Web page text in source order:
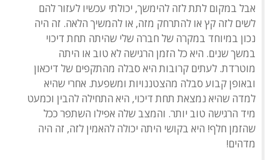
אבל במקום לתת לזה להימשך, יכולתי עכשיו לעזור להם
לשים לזה קץ או להתרחק מזה, או להמשיך הלאה. זה היה
נכון במיוחד במקרה של חברה שלי שהיתה תחת דיכוי
במשך שנים. היא כל הזמן הרגישה לא טוב או היתה
מוטרדת. לעתים קרובות היא סבלה מהתקפים של דיכאון
ובאופן קבוע סבלה מהצטננויות ומשפעת. אחרי שהיא
למדה שהיא נמצאת תחת דיכוי, היא התחילה להבין וכמעט
מיד הרגישה טוב יותר. והמצב שלה אפילו השתפר ככל
שהזמן חלף! היא בקושי היתה יכולה להאמין לזה, זה היה
מדהים!